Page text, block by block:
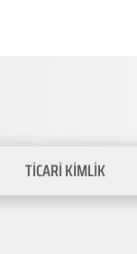
TİCARİ KİMLİK